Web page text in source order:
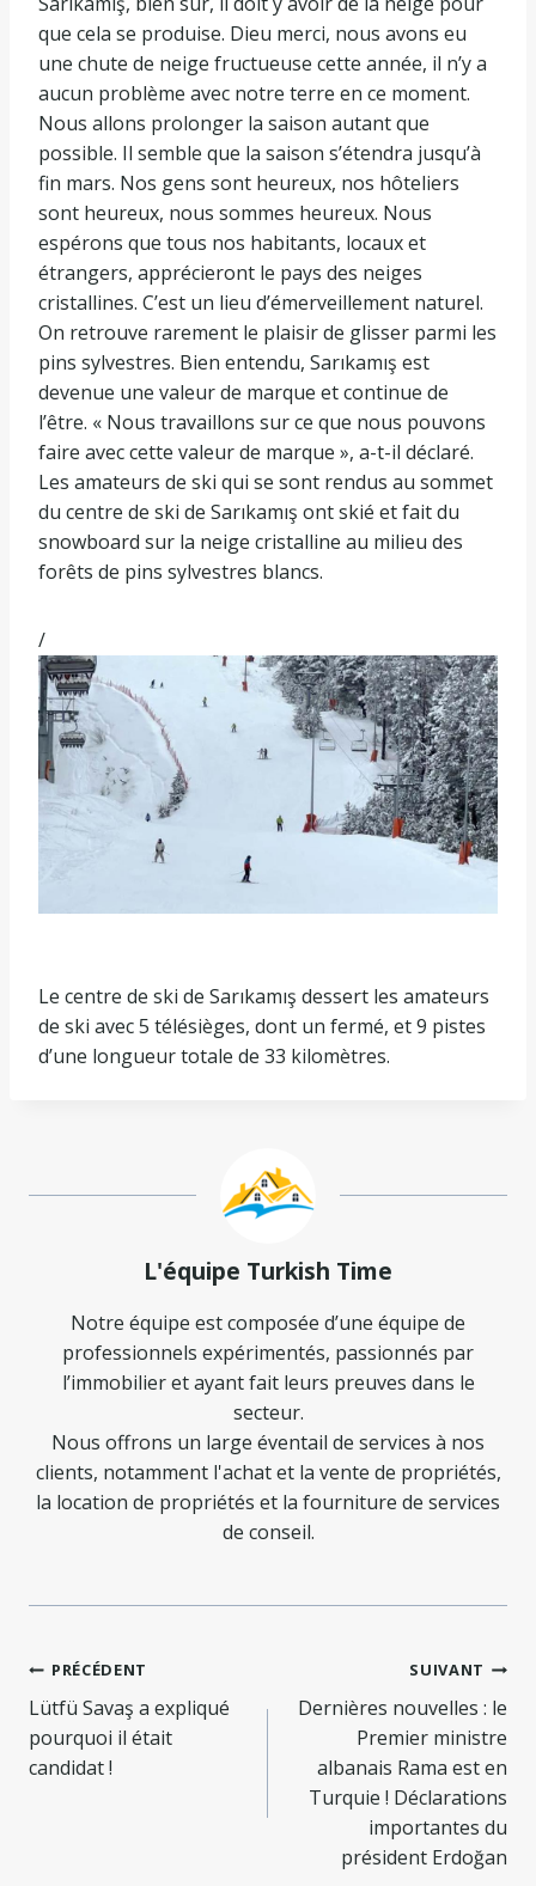
que cela se produise. Dieu merci, nous avons eu
une chute de neige fructueuse cette année, il n’y a
aucun problème avec notre terre en ce moment.
Nous allons prolonger la saison autant que
possible. Il semble que la saison s’étendra jusqu’à
fin mars. Nos gens sont heureux, nos hôteliers
sont heureux, nous sommes heureux. Nous
espérons que tous nos habitants, locaux et
étrangers, apprécieront le pays des neiges
cristallines. C’est un lieu d’émerveillement naturel.
On retrouve rarement le plaisir de glisser parmi les
pins sylvestres. Bien entendu, Sarıkamış est
devenue une valeur de marque et continue de
l’être. « Nous travaillons sur ce que nous pouvons
faire avec cette valeur de marque », a-t-il déclaré.
Les amateurs de ski qui se sont rendus au sommet
du centre de ski de Sarıkamış ont skié et fait du
snowboard sur la neige cristalline au milieu des
forêts de pins sylvestres blancs.
/
Le centre de ski de Sarıkamış dessert les amateurs
de ski avec 5 télésièges, dont un fermé, et 9 pistes
d’une longueur totale de 33 kilomètres.
L'équipe Turkish Time
Notre équipe est composée d’une équipe de
professionnels expérimentés, passionnés par
l’immobilier et ayant fait leurs preuves dans le
secteur.
Nous offrons un large éventail de services à nos
clients, notamment l'achat et la vente de propriétés,
la location de propriétés et la fourniture de services
de conseil.
Navigation
de
l’article
PRÉCÉDENT
Lütfü Savaş a expliqué
pourquoi il était
candidat !
SUIVANT
Dernières nouvelles : le
Premier ministre
albanais Rama est en
Turquie ! Déclarations
importantes du
président Erdoğan